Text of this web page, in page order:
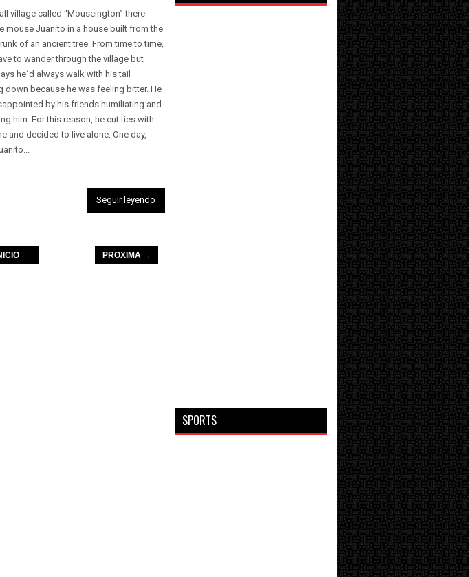
village called “Mouseington” there
mouse Juanito in a house built from the
of an ancient tree. From time to time,
to wander through the village but
he´d always walk with his tail
down because he was feeling bitter. He
by his friends humiliating and
him. For this reason, he cut ties with
and decided to live alone. One day,
Seguir leyendo
PROXIMA →
SPORTS